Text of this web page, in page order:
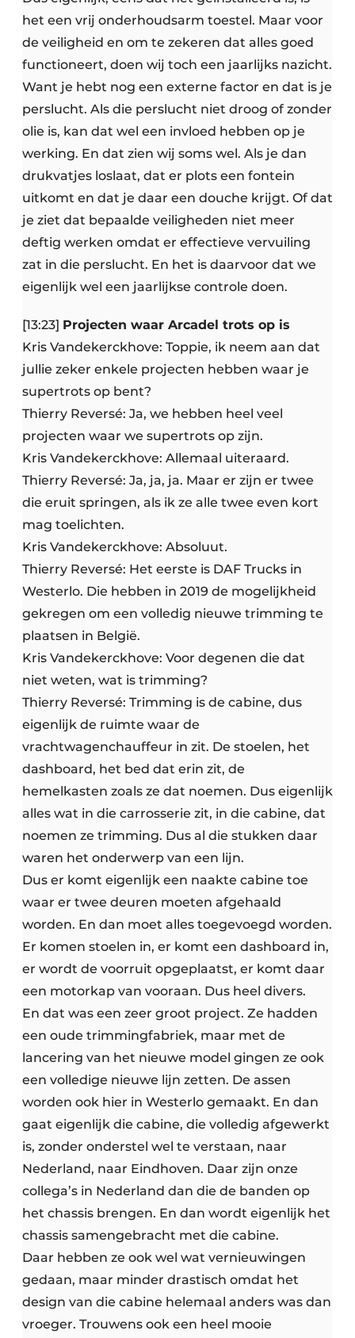
het een vrij onderhoudsarm toestel. Maar voor
de veiligheid en om te zekeren dat alles goed
functioneert, doen wij toch een jaarlijks nazicht.
Want je hebt nog een externe factor en dat is je
perslucht. Als die perslucht niet droog of zonder
olie is, kan dat wel een invloed hebben op je
werking. En dat zien wij soms wel. Als je dan
drukvatjes loslaat, dat er plots een fontein
uitkomt en dat je daar een douche krijgt. Of dat
je ziet dat bepaalde veiligheden niet meer
deftig werken omdat er effectieve vervuiling
zat in die perslucht. En het is daarvoor dat we
eigenlijk wel een jaarlijkse controle doen.
[13:23] Projecten waar Arcadel trots op is
Kris Vandekerckhove: Toppie, ik neem aan dat
jullie zeker enkele projecten hebben waar je
supertrots op bent?
Thierry Reversé: Ja, we hebben heel veel
projecten waar we supertrots op zijn.
Kris Vandekerckhove: Allemaal uiteraard.
Thierry Reversé: Ja, ja, ja. Maar er zijn er twee
die eruit springen, als ik ze alle twee even kort
mag toelichten.
Kris Vandekerckhove: Absoluut.
Thierry Reversé: Het eerste is DAF Trucks in
Westerlo. Die hebben in 2019 de mogelijkheid
gekregen om een volledig nieuwe trimming te
plaatsen in België.
Kris Vandekerckhove: Voor degenen die dat
niet weten, wat is trimming?
Thierry Reversé: Trimming is de cabine, dus
eigenlijk de ruimte waar de
vrachtwagenchauffeur in zit. De stoelen, het
dashboard, het bed dat erin zit, de
hemelkasten zoals ze dat noemen. Dus eigenlijk
alles wat in die carrosserie zit, in die cabine, dat
noemen ze trimming. Dus al die stukken daar
waren het onderwerp van een lijn.
Dus er komt eigenlijk een naakte cabine toe
waar er twee deuren moeten afgehaald
worden. En dan moet alles toegevoegd worden.
Er komen stoelen in, er komt een dashboard in,
er wordt de voorruit opgeplaatst, er komt daar
een motorkap van vooraan. Dus heel divers.
En dat was een zeer groot project. Ze hadden
een oude trimmingfabriek, maar met de
lancering van het nieuwe model gingen ze ook
een volledige nieuwe lijn zetten. De assen
worden ook hier in Westerlo gemaakt. En dan
gaat eigenlijk die cabine, die volledig afgewerkt
is, zonder onderstel wel te verstaan, naar
Nederland, naar Eindhoven. Daar zijn onze
collega’s in Nederland dan die de banden op
het chassis brengen. En dan wordt eigenlijk het
chassis samengebracht met die cabine.
Daar hebben ze ook wel wat vernieuwingen
gedaan, maar minder drastisch omdat het
design van die cabine helemaal anders was dan
vroeger. Trouwens ook een heel mooie